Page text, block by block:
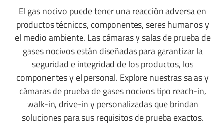
El gas nocivo puede tener una reacción adversa en
productos técnicos, componentes, seres humanos y
el medio ambiente. Las cámaras y salas de prueba de
gases nocivos están diseñadas para garantizar la
seguridad e integridad de los productos, los
componentes y el personal. Explore nuestras salas y
cámaras de prueba de gases nocivos tipo reach-in,
walk-in, drive-in y personalizadas que brindan
soluciones para sus requisitos de prueba exactos.